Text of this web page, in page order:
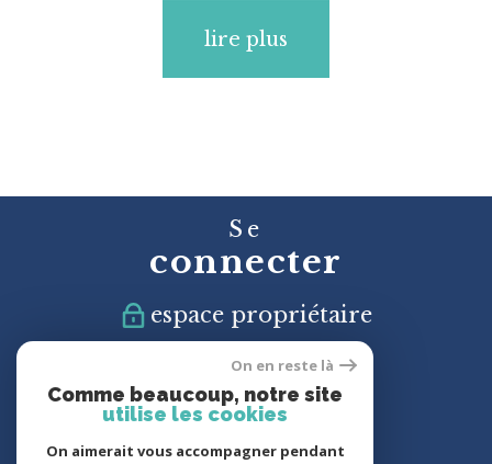
lire plus
Se
connecter
espace propriétaire
Nous
suivre
On en reste là
Comme beaucoup, notre site
utilise les cookies
On aimerait vous accompagner pendant